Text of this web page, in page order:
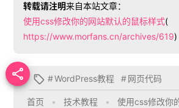
转载请注明来自本站文章：
使用css修改你的网站默认的鼠标样式(
https://www.morfans.cn/archives/619)
  #WordPress教程 #网页代码
首页 • 技术教程 •
使用css修改你